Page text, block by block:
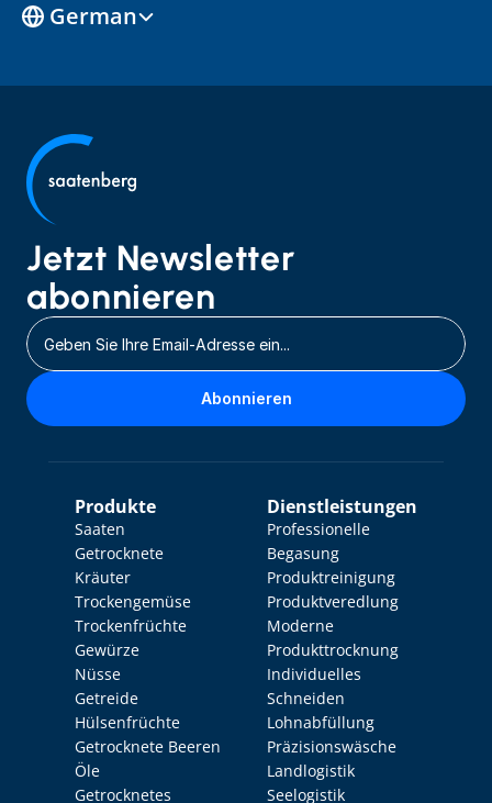
German
Jetzt Newsletter
abonnieren
Abonnieren
Produkte
Saaten
Getrocknete
Kräuter
Trockengemüse
Trockenfrüchte
Gewürze
Nüsse
Getreide
Hülsenfrüchte
Getrocknete Beeren
Öle
Getrocknetes
Dienstleistungen
Professionelle
Begasung
Produktreinigung
Produktveredlung
Moderne
Produkttrocknung
Individuelles
Schneiden
Lohnabfüllung
Präzisionswäsche
Landlogistik
Seelogistik